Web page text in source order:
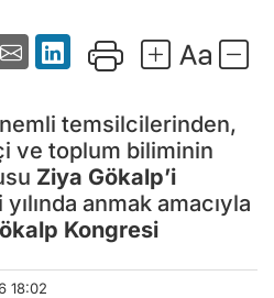
temsilcilerinden,
ve toplum biliminin
Ziya Gökalp’i
anmak amacıyla
Kongresi
18:02